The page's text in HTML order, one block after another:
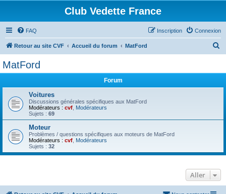
Club Vedette France
FAQ Connexion
Inscription
Retour au site CVF Accueil du forum MatFord
r
MatFord
Forum
Voitures
Discussions générales spécifiques aux MatFord
Modérateurs : cvf Modérateurs
Sujets : 69
Moteur
Problèmes / questions spécifiques aux moteurs de MatFord
Modérateurs : cvf Modérateurs
Sujets : 32
Aller